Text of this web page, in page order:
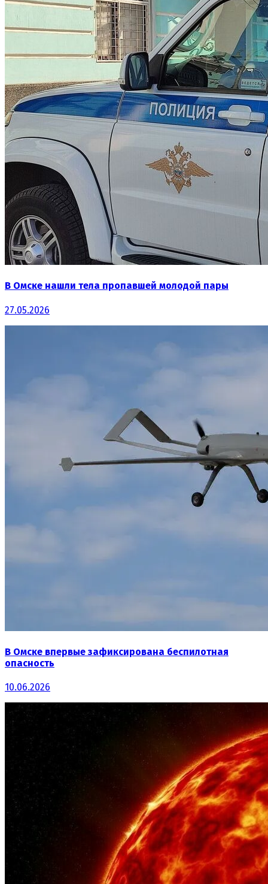
В Омске нашли тела пропавшей молодой пары
27.05.2026
В Омске впервые зафиксирована беспилотная
опасность
10.06.2026